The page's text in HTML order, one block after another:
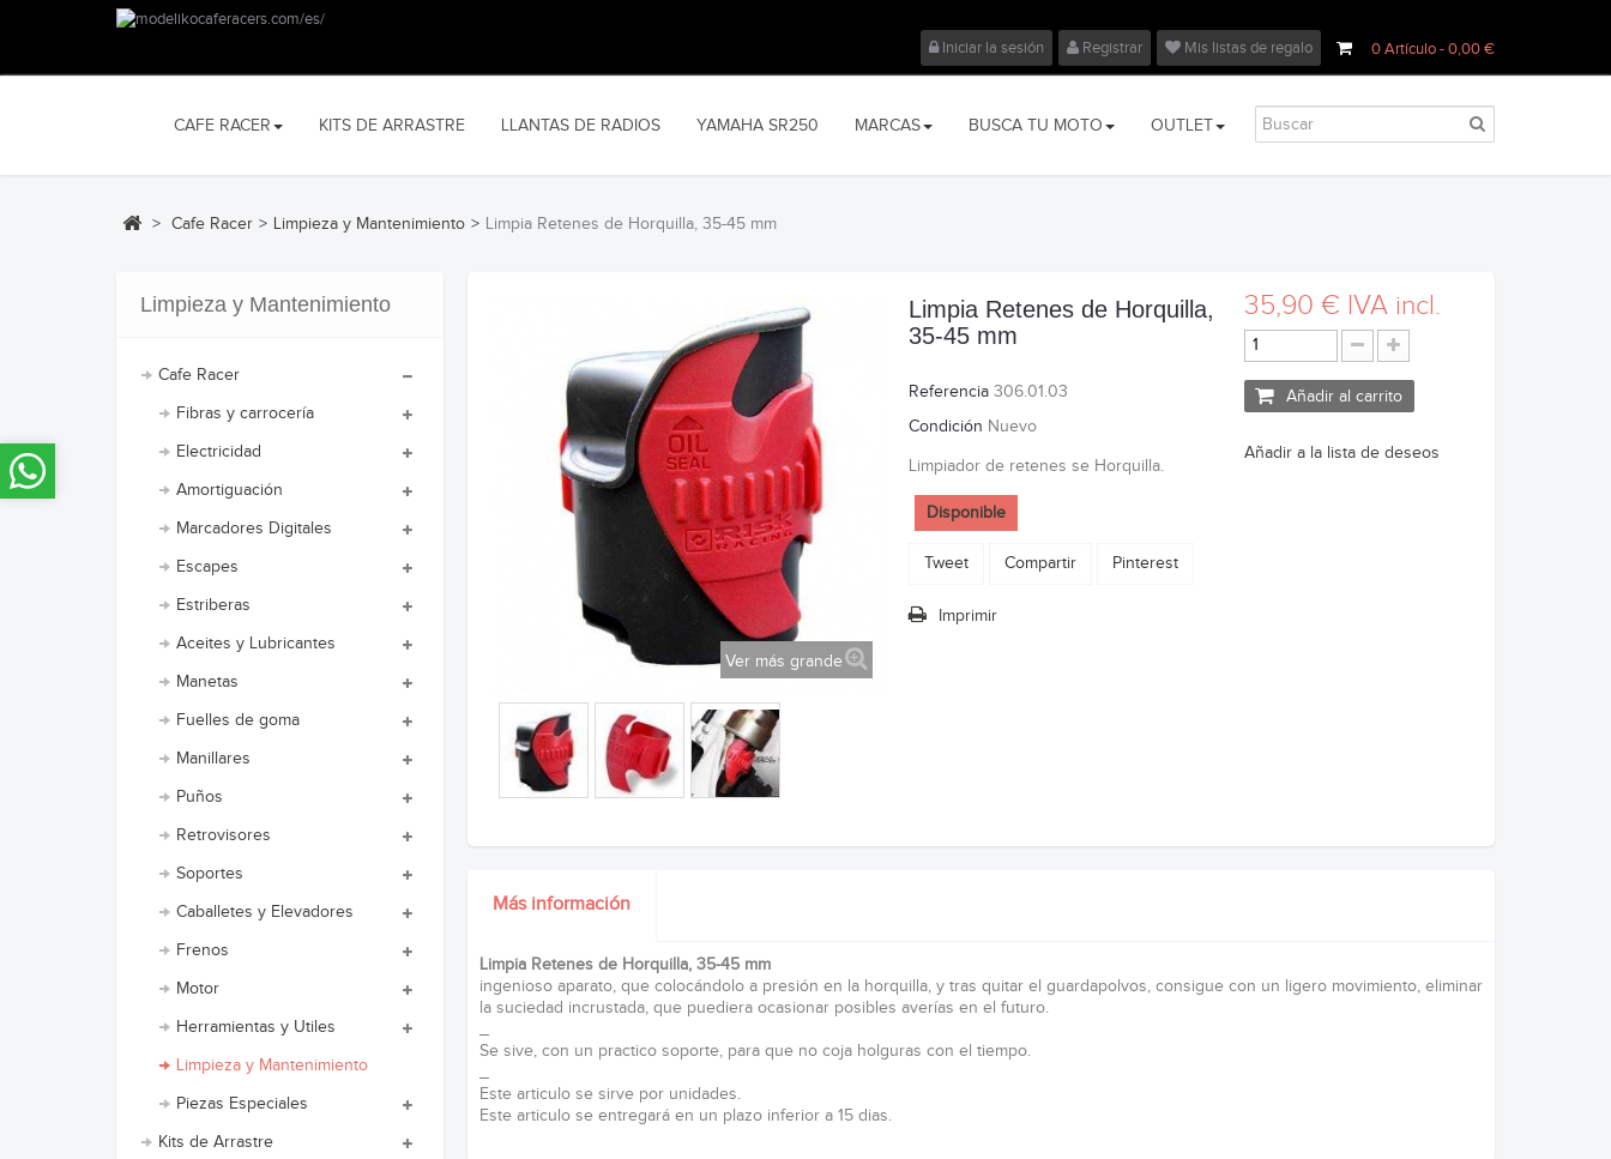
0Artículo- 0,00 €
Iniciar la sesión Registrar Mis listas de regalo
CAFE RACER KITS DE ARRASTRE LLANTAS DE RADIOS YAMAHA SR250 MARCAS BUSCA TU MOTO OUTLET
> Cafe Racer > Limpieza y Mantenimiento > Limpia Retenes de Horquilla, 35-45 mm
Limpieza y Mantenimiento
Cafe Racer
Fibras y carrocería
Electricidad
Amortiguación
Marcadores Digitales
Escapes
Estriberas
Aceites y Lubricantes
Manetas
Fuelles de goma
Manillares
Puños
Retrovisores
Soportes
Caballetes y Elevadores
Frenos
Motor
Herramientas y Utiles
Limpieza y Mantenimiento
Piezas Especiales
Kits de Arrastre
Ver más grande
Limpia Retenes de Horquilla,
35-45 mm
Referencia 306.01.03
Condición Nuevo
Limpiador de retenes se Horquilla.
Disponible
Tweet Compartir Pinterest
Imprimir
35,90 € IVA incl.
Añadir al carrito
Añadir a la lista de deseos
Más información
Limpia Retenes de Horquilla, 35-45 mm
ingenioso aparato, que colocándolo a presión en la horquilla, y tras quitar el guardapolvos, consigue con un ligero movimiento, eliminar
la suciedad incrustada, que puediera ocasionar posibles averías en el futuro.
_
Se sive, con un practico soporte, para que no coja holguras con el tiempo.
_
Este articulo se sirve por unidades.
Este articulo se entregará en un plazo inferior a 15 dias.